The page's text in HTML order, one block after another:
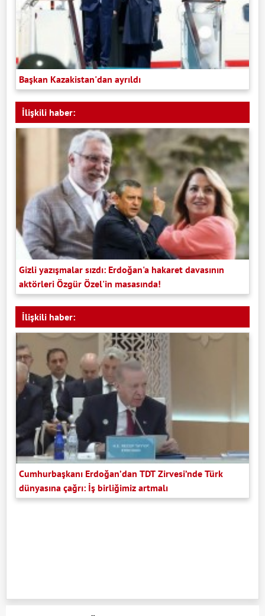
Başkan Kazakistan'dan ayrıldı
İlişkili haber:
Gizli yazışmalar sızdı: Erdoğan'a hakaret davasının
aktörleri Özgür Özel'in masasında!
İlişkili haber:
Cumhurbaşkanı Erdoğan’dan TDT Zirvesi’nde Türk
dünyasına çağrı: İş birliğimiz artmalı